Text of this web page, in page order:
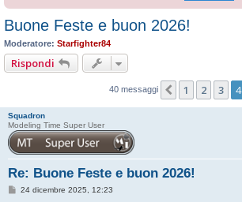
Buone Feste e buon 2026!
Moderatore: Starfighter84
Rispondi
40 messaggi Precedente
1 2 3 4
Squadron
Modeling Time Super User
Re: Buone Feste e buon 2026!
M24 dicembre 2025, 12:23